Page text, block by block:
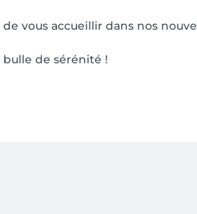
de vous accueillir dans nos
de sérénité !